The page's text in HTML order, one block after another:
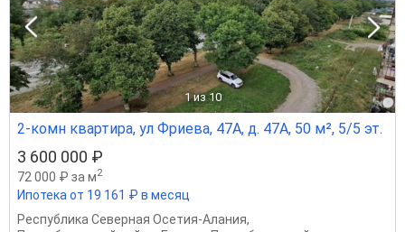
1 из 10
2-комн квартира, ул Фриева, 47А, д. 47А, 50 м², 5/5 эт.
3 600 000 ₽
72 000 ₽ за м2
Ипотека от 19 161 ₽ в месяц
Республика Северная Осетия-Алания,